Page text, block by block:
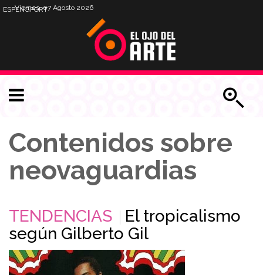
Viernes, 07 Agosto 2026
ESPENGPORT
Contenidos sobre
neovaguardias
TENDENCIAS
El tropicalismo
según Gilberto Gil